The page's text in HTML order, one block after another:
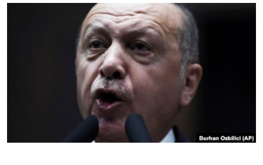
AZƏRBAYCAN ƏDƏBIYYATI KITABXANASI
İSLAM VƏ DEMOKRATIYA
İZ - MƏDƏNIYYƏT PROQRAMI
PEŞƏ ETIKASI VƏ JURNALISTIKA STANDARTLARIMIZ
MATERIALLARIMIZDAN ISTIFADƏ